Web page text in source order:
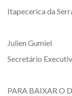
Itapecerica da
Julien Gumiel
Secretário
PARA BAIXAR O